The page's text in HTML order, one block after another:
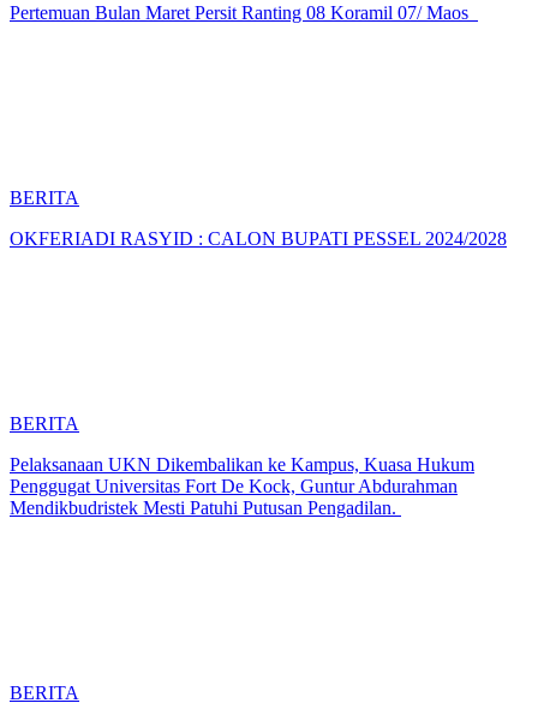
Pertemuan Bulan Maret Persit Ranting 08 Koramil 07/ Maos
BERITA
OKFERIADI RASYID : CALON BUPATI PESSEL 2024/2028
BERITA
Pelaksanaan UKN Dikembalikan ke Kampus, Kuasa Hukum
Penggugat Universitas Fort De Kock, Guntur Abdurahman
Mendikbudristek Mesti Patuhi Putusan Pengadilan.
BERITA